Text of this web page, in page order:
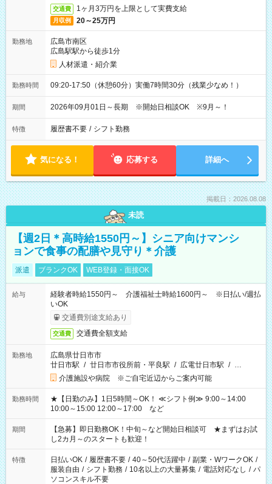
交通費 1ヶ月3万円を上限として実費支給
月収例 20～25万円
勤務地
広島市南区
広島駅駅から徒歩1分
人材派遣・紹介業
勤務時間 09:20-17:50（休憩60分）実働7時間30分（残業少なめ！）
期間 2026年09月01日～長期 ※開始日相談OK ※9月～！
特徴 履歴書不要 / シフト勤務
気になる！ 応募する 詳細へ
掲載日：2026.08.08
未読
【週2日＊高時給1550円～】シニア向けマンシ
ョンで食事の配膳や見守り＊介護
派遣 ブランクOK WEB登録・面接OK
給与
経験者時給1550円～ 介護福祉士時給1600円～ ※日払い/週払
いOK
交通費別途支給あり
交通費 交通費全額支給
勤務地
広島県廿日市市
廿日市駅 / 廿日市市役所前・平良駅 / 広電廿日市駅 / …
介護施設や病院 ※ご自宅近辺からご案内可能
勤務時間
★【日勤のみ】1日5時間～OK！ ≪シフト例≫ 9:00～14:00
10:00～15:00 12:00～17:00 など
期間
【急募】即日勤務OK！中旬～など開始日相談可 ★まずはお試
し2カ月～のスタートも歓迎！
特徴 日払いOK / 履歴書不要 / 40～50代活躍中 / 副業・WワークOK /
服装自由 / シフト勤務 / 10名以上の大量募集 / 電話対応なし / パ
ソコンスキル不要